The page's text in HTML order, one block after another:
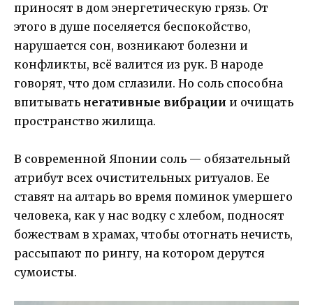
приносят в дом энергетическую грязь. От
этого в душе поселяется беспокойство,
нарушается сон, возникают болезни и
конфликты, всё валится из рук. В народе
говорят, что дом сглазили. Но соль способна
впитывать негативные вибрации и очищать
пространство жилища.
В современной Японии соль — обязательный
атрибут всех очистительных ритуалов. Ее
ставят на алтарь во время поминок умершего
человека, как у нас водку с хлебом, подносят
божествам в храмах, чтобы отогнать нечисть,
рассыпают по рингу, на котором дерутся
сумоисты.